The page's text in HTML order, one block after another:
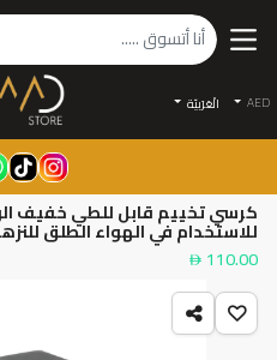
AED الْعَرَبيّة
للاستخدام في الهواء الطلق
110.00